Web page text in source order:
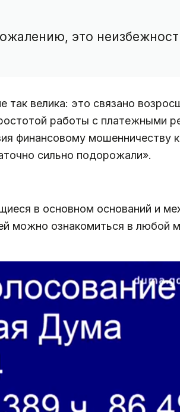
это
велика: это связано
работы с платежными
финансовому мошенничеству
сильно подорожали».
в основном оснований и
можно ознакомиться в любой